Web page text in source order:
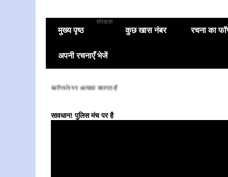
मुख्य पृष्ठ
संरक्षक
कुछ खास नंबर रचना का
अपनी रचनाएँ भेजें
सादर ब्लॉगस्ते पर आपका स्वागत है
सावधान! पुलिस मंच पर है